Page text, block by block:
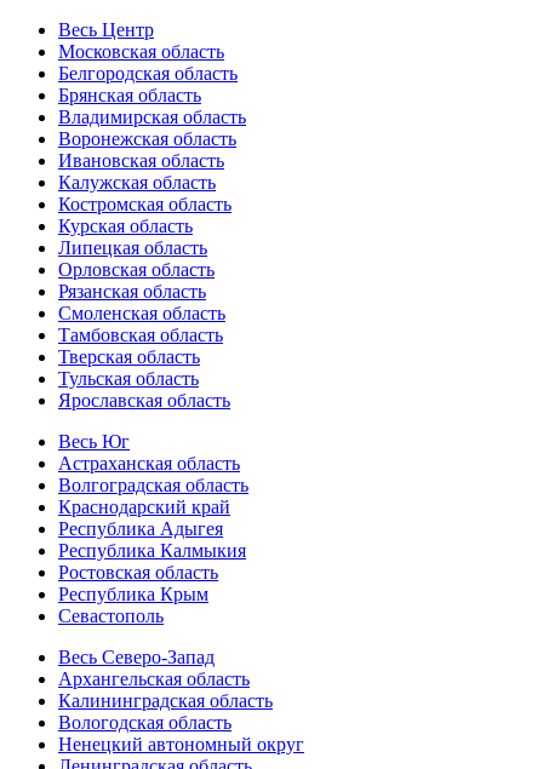
Весь Центр
Московская область
Белгородская область
Брянская область
Владимирская область
Воронежская область
Ивановская область
Калужская область
Костромская область
Курская область
Липецкая область
Орловская область
Рязанская область
Смоленская область
Тамбовская область
Тверская область
Тульская область
Ярославская область
Весь Юг
Астраханская область
Волгоградская область
Краснодарский край
Республика Адыгея
Республика Калмыкия
Ростовская область
Республика Крым
Севастополь
Весь Северо-Запад
Архангельская область
Калининградская область
Вологодская область
Ненецкий автономный округ